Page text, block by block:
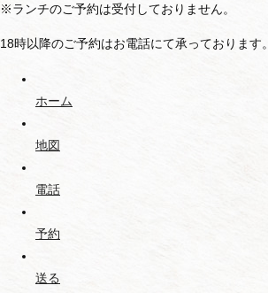
※ランチのご予約は受付しておりません。
18時以降のご予約はお電話にて承っております。
ホーム
地図
電話
予約
送る